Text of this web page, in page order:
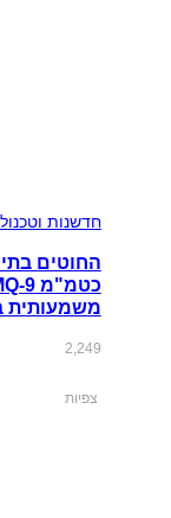
חדשנות
החוטים
משמעותית
2,249
צפיות